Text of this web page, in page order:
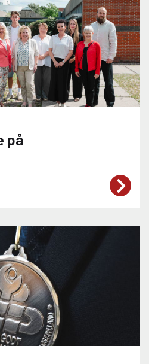
udvikling, både
Stort
Frost, Trijntje Anna
Bundgaard
på
ny bestyrelse med
Lassen som formand.
seneste periode at
Med skiftet i
Viden Djurs en
stå i spidsen for
udvikling i en
og nye
præger